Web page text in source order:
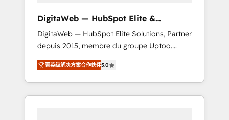
stack for better adoption. 🔹 Custom
Solutions: Build tailored apps, workflows, and
configurations. We are SOC 2 Type II and ISO
27001 certified, reinforcing our commitment
to data security and compliance. At
OneMetric, we help revenue teams focus on
the OneMetric that matters most: revenue.
DigitaWeb — HubSpot Elite &
Intégrations ERP
DigitaWeb — HubSpot Elite Solutions, Partner
depuis 2015, membre du groupe Uptoo.
Nous aidons les ETI et PME B2B à unifier
Marketing, Ventes et Service sur HubSpot
grâce à la Revenue Architecture : alignement
des équipes, pipeline prévisible, croissance
菁英级解决方案合作伙伴5.0